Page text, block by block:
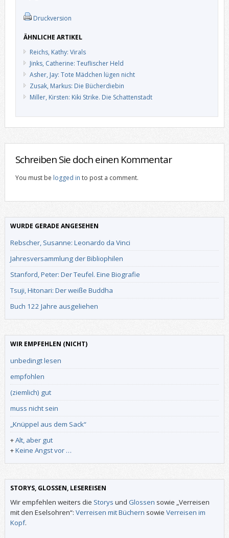
Druckversion
ÄHNLICHE ARTIKEL
Reichs, Kathy: Virals
Jinks, Catherine: Teuflischer Held
Asher, Jay: Tote Mädchen lügen nicht
Zusak, Markus: Die Bücherdiebin
Miller, Kirsten: Kiki Strike. Die Schattenstadt
Schreiben Sie doch einen Kommentar
You must be logged in to post a comment.
WURDE GERADE ANGESEHEN
Rebscher, Susanne: Leonardo da Vinci
Jahresversammlung der Bibliophilen
Stanford, Peter: Der Teufel. Eine Biografie
Tsuji, Hitonari: Der weiße Buddha
Buch 122 Jahre ausgeliehen
WIR EMPFEHLEN (NICHT)
unbedingt lesen
empfohlen
(ziemlich) gut
muss nicht sein
„Knüppel aus dem Sack“
+Alt, aber gut
+Keine Angst vor …
STORYS, GLOSSEN, LESEREISEN
Wir empfehlen weiters die Storys und Glossen sowie „Verreisen
mit den Eselsohren“: Verreisen mit Büchern sowie Verreisen im
Kopf.